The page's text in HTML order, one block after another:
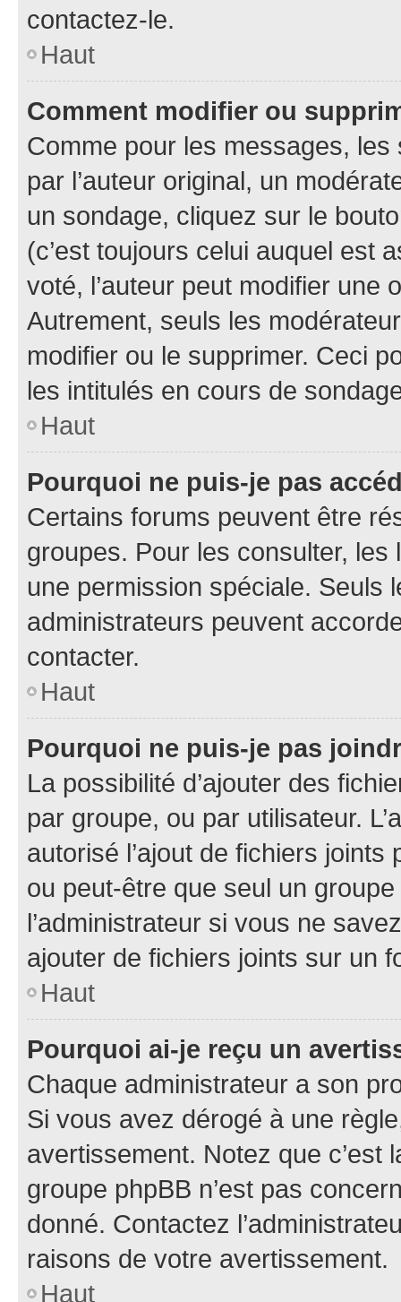
contactez-le.
Haut
Comment modifier ou
Comme pour les messages,
par l’auteur original, un
un sondage, cliquez sur le
(c’est toujours celui auquel est
voté, l’auteur peut modifier une
Autrement, seuls les
modifier ou le supprimer. Ceci
les intitulés en cours de
Haut
Pourquoi ne puis-je pas
Certains forums peuvent être
groupes. Pour les consulter,
une permission spéciale. Seuls
administrateurs peuvent
contacter.
Haut
Pourquoi ne puis-je pas
La possibilité d’ajouter des
par groupe, ou par utilisateur.
autorisé l’ajout de fichiers
ou peut-être que seul un
l’administrateur si vous ne
ajouter de fichiers joints sur un
Haut
Pourquoi ai-je reçu un
Chaque administrateur a son
Si vous avez dérogé à une
avertissement. Notez que c’est
groupe phpBB n’est pas
donné. Contactez
raisons de votre avertissement.
Haut